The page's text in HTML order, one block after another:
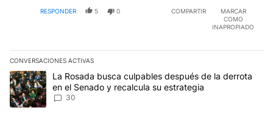
RESPONDER 5 0 COMPARTIR
MARCAR
COMO
INAPROPIADO
CONVERSACIONES ACTIVAS
Este listado muestra los artículos con más comentarios en los
Un artículo de tendencia con el título "La Rosada busca
La Rosada busca culpables después de la derrota
en el Senado y recalcula su estrategia
30